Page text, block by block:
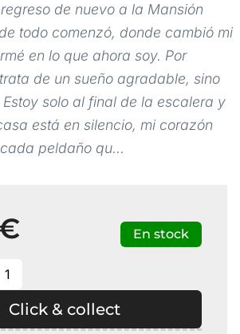
de nuevo a la Mansión
todo comenzó, donde cambió mi
en lo que ahora soy. Por
de un sueño agradable, sino
solo al final de la escalera y
está en silencio, mi corazón
peldaño qu...
En stock
Click & collect